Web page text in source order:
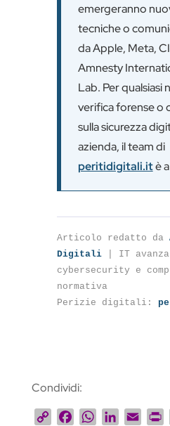
emergeranno
tecniche o
da Apple, Meta,
Amnesty
Lab. Per qualsiasi
verifica forense o
sulla sicurezza
azienda, il team di
peritidigitali.itè
Articolo redatto da
Digitali| IT
cybersecurity e
normativa
Perizie digitali:
Condividi:
C
W